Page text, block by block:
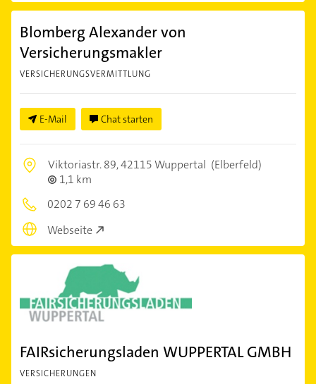
Blomberg Alexander von
Versicherungsmakler
VERSICHERUNGSVERMITTLUNG
E-Mail Chat starten
Viktoriastr. 89,42115 Wuppertal (Elberfeld)
1,1 km
0202 7 69 46 63
Webseite
FAIRsicherungsladen WUPPERTAL GMBH
VERSICHERUNGEN